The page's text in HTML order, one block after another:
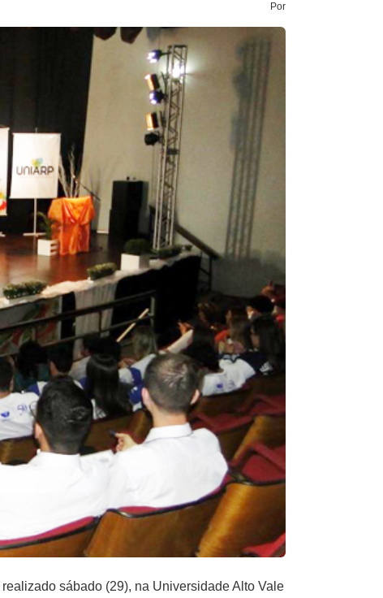
Por
sábado (29), na Universidade Alto Vale